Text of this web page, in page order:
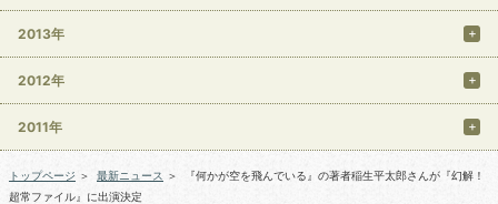
2013年
2012年
2011年
トップページ ＞ 最新ニュース ＞
『何かが空を飛んでいる』の著者稲生平太郎さんが『幻解！
超常ファイル』に出演決定